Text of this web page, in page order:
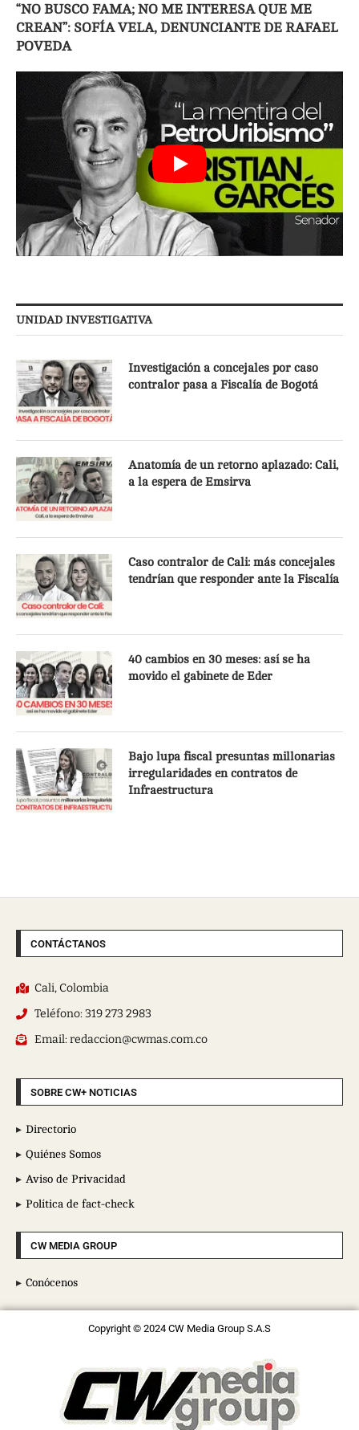
“NO BUSCO FAMA; NO ME INTERESA QUE ME
CREAN”: SOFÍA VELA, DENUNCIANTE DE RAFAEL
POVEDA
UNIDAD INVESTIGATIVA
Investigación a concejales por caso
contralor pasa a Fiscalía de Bogotá
Anatomía de un retorno aplazado: Cali,
a la espera de Emsirva
Caso contralor de Cali: más concejales
tendrían que responder ante la Fiscalía
40 cambios en 30 meses: así se ha
movido el gabinete de Eder
Bajo lupa fiscal presuntas millonarias
irregularidades en contratos de
Infraestructura
CONTÁCTANOS
Cali, Colombia
Teléfono: 319 273 2983
Email: redaccion@cwmas.com.co
SOBRE CW+ NOTICIAS
Directorio
Quiénes Somos
Aviso de Privacidad
Política de fact-check
CW MEDIA GROUP
Conócenos
Copyright © 2024 CW Media Group S.A.S